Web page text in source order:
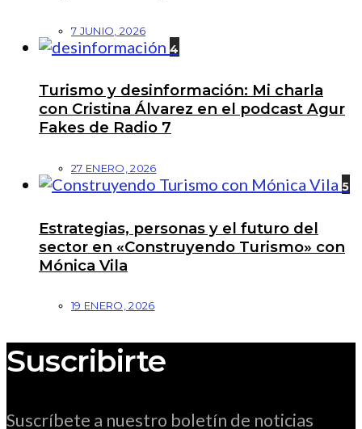
7 JUNIO, 2026
4
Turismo y desinformación: Mi charla
con Cristina Álvarez en el podcast Agur
Fakes de Radio 7
27 ENERO, 2026
5
Estrategias, personas y el futuro del
sector en «Construyendo Turismo» con
Mónica Vila
19 ENERO, 2026
Suscribirte
Suscríbete a nuestro boletín de noticias